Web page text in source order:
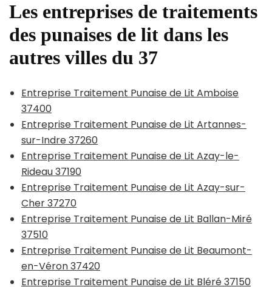
Les entreprises de traitements
des punaises de lit dans les
autres villes du 37
Entreprise Traitement Punaise de Lit Amboise
37400
Entreprise Traitement Punaise de Lit Artannes-
sur-Indre 37260
Entreprise Traitement Punaise de Lit Azay-le-
Rideau 37190
Entreprise Traitement Punaise de Lit Azay-sur-
Cher 37270
Entreprise Traitement Punaise de Lit Ballan-Miré
37510
Entreprise Traitement Punaise de Lit Beaumont-
en-Véron 37420
Entreprise Traitement Punaise de Lit Bléré 37150